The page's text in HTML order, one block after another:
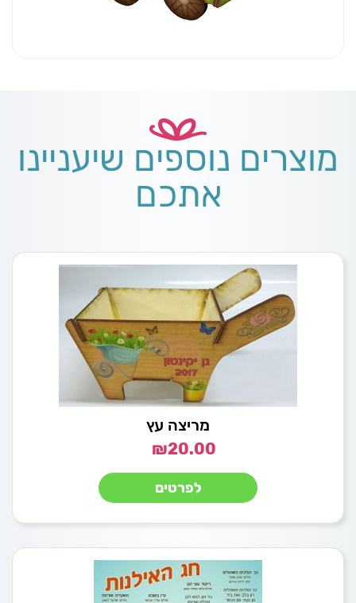
מוצרים נוספים שיעניינו
אתכם
מריצה עץ
₪20.00
לפרטים